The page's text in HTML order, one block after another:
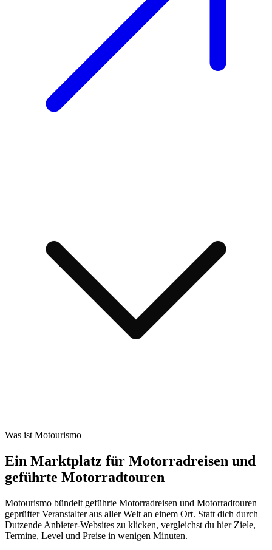
Was ist Motourismo
Ein Marktplatz für Motorradreisen und
geführte Motorradtouren
Motourismo bündelt geführte Motorradreisen und Motorradtouren
geprüfter Veranstalter aus aller Welt an einem Ort. Statt dich durch
Dutzende Anbieter-Websites zu klicken, vergleichst du hier Ziele,
Termine, Level und Preise in wenigen Minuten.